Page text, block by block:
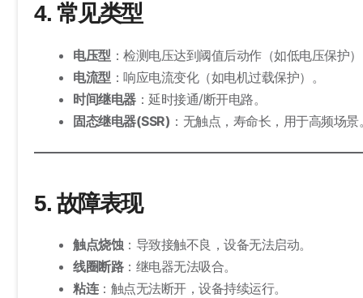
4. 常见类型
电压型 ：检测电压达到阈值后动作（如低电压保护
电流型 ：响应电流变化（如电机过载保护）。
时间继电器：延时接通/断开电路。
固态继电器(SSR) ：无触点，寿命长，用于高频场景
5. 故障表现
触点烧蚀：导致接触不良，设备无法启动。
线圈断路：继电器无法吸合。
粘连：触点无法断开，设备持续运行。